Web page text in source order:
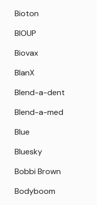
Bioton
BIOUP
Biovax
BlanX
Blend-a-dent
Blend-a-med
Blue
Bluesky
Bobbi Brown
Bodyboom